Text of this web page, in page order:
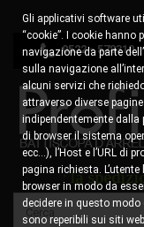
0522 - 578310
degli
Gli applicativi software
“cookie”. I cookie hanno
navigazione da parte
sulla navigazione
alcuni servizi che
attraverso diverse
indipendentemente
di browser il sistema
ecc…), l’Host e l’URL di
pagina richiesta.
browser in modo da
decidere in questo
sono reperibili sui siti